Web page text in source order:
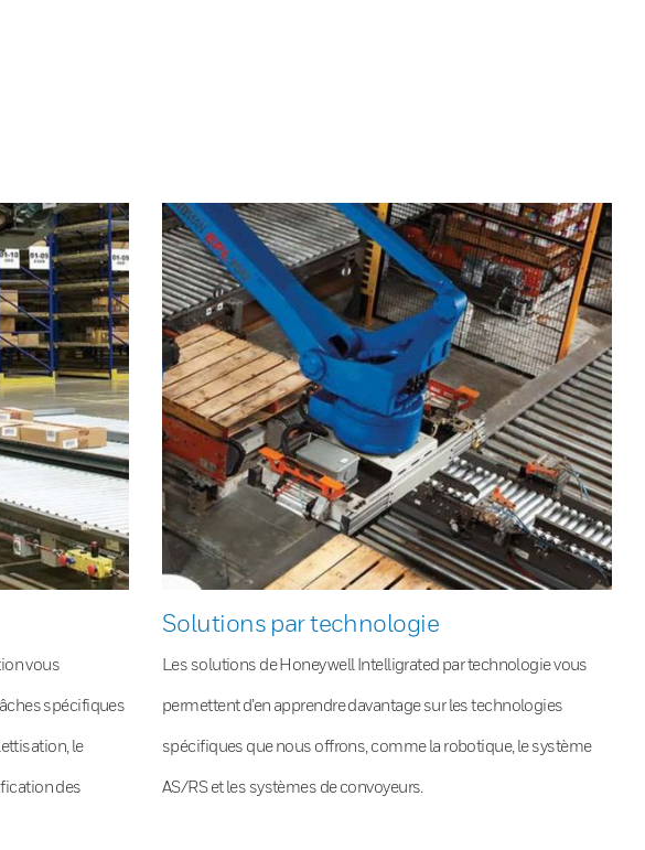
vous
spécifiques
le
des
Solutions par technologie
Les solutions de Honeywell Intelligrated par technologie vous
permettent d’en apprendre davantage sur les technologies
spécifiques que nous offrons, comme la robotique, le système
AS/RS et les systèmes de convoyeurs.